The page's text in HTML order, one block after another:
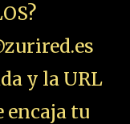
y la URL
encaja tu